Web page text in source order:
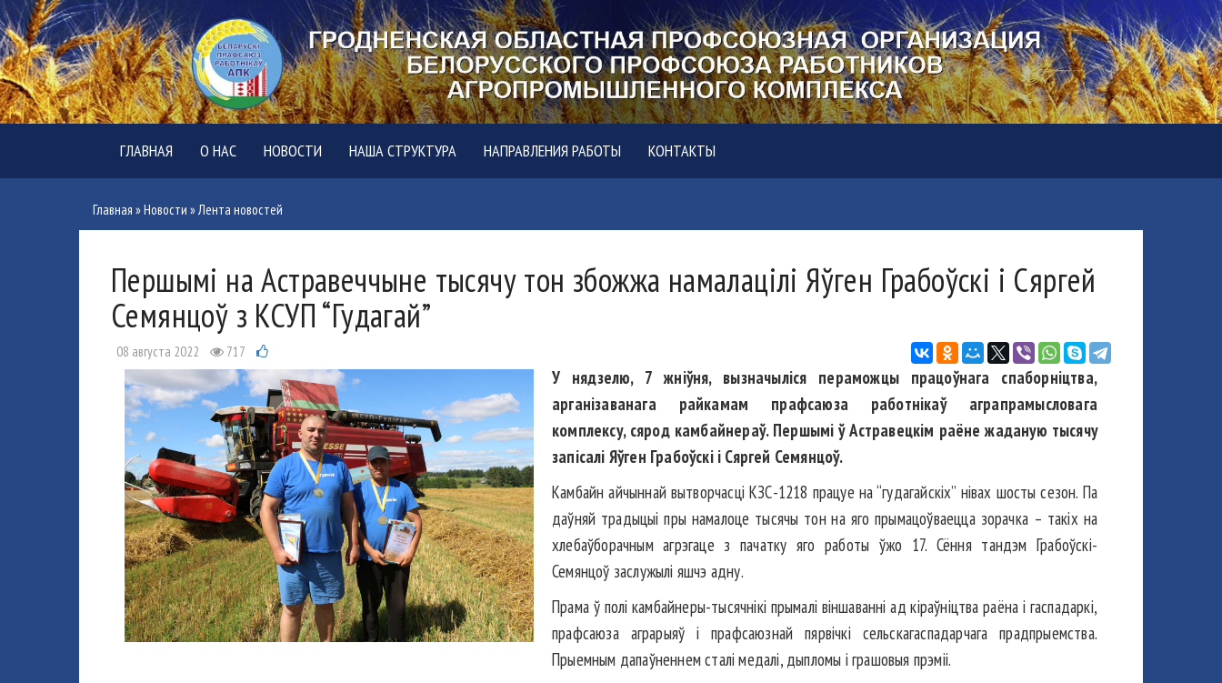
ГЛАВНАЯ О НАС НОВОСТИ НАША СТРУКТУРА НАПРАВЛЕНИЯ РАБОТЫ КОНТАКТЫ
Главная »Новости »Лента новостей
Першымі на Астравеччыне тысячу тон збожжа намалацілі Яўген Грабоўскі і Сяргей
Семянцоў з КСУП “Гудагай”
08 августа 2022 717
У нядзелю, 7 жніўня, вызначыліся пераможцы працоўнага спаборніцтва,
арганізаванага райкамам прафсаюза работнікаў аграпрамысловага
комплексу, сярод камбайнераў. Першымі ў Астравецкім раёне жаданую тысячу
запісалі Яўген Грабоўскі і Сяргей Семянцоў.
Камбайн айчыннай вытворчасці КЗС-1218 працуе на “гудагайскіх” нівах шосты сезон. Па
даўняй традыцыі пры намалоце тысячы тон на яго прымацоўваецца зорачка – такіх на
хлебаўборачным агрэгаце з пачатку яго работы ўжо 17. Сёння тандэм Грабоўскі-
Семянцоў заслужылі яшчэ адну.
Прама ў полі камбайнеры-тысячнікі прымалі віншаванні ад кіраўніцтва раёна і гаспадаркі,
прафсаюза аграрыяў і прафсаюзнай пярвічкі сельскагаспадарчага прадпрыемства.
Прыемным дапаўненнем сталі медалі, дыпломы і грашовыя прэміі.